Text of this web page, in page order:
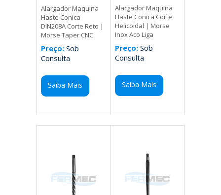
Alargador Maquina
Haste Conica
DIN208A Corte Reto |
Morse Taper CNC
Preço: Sob
Consulta
Saiba Mais
Alargador Maquina
Haste Conica Corte
Helicoidal | Morse
Inox Aco Liga
Preço:Sob
Consulta
Saiba Mais